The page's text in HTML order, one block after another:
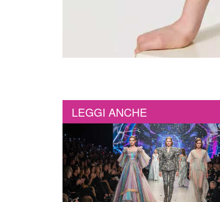
LEGGI ANCHE